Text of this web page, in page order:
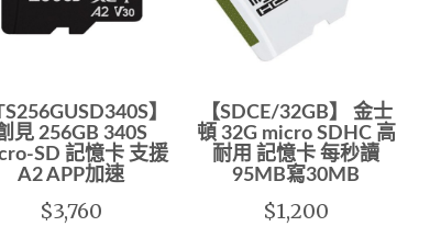
】
見 256GB 340S
SD 記憶卡 支援
A2 APP加速
$3,760
【SDCE/32GB】 金士
頓 32G micro SDHC 高
耐用 記憶卡 每秒讀
95MB寫30MB
$1,200